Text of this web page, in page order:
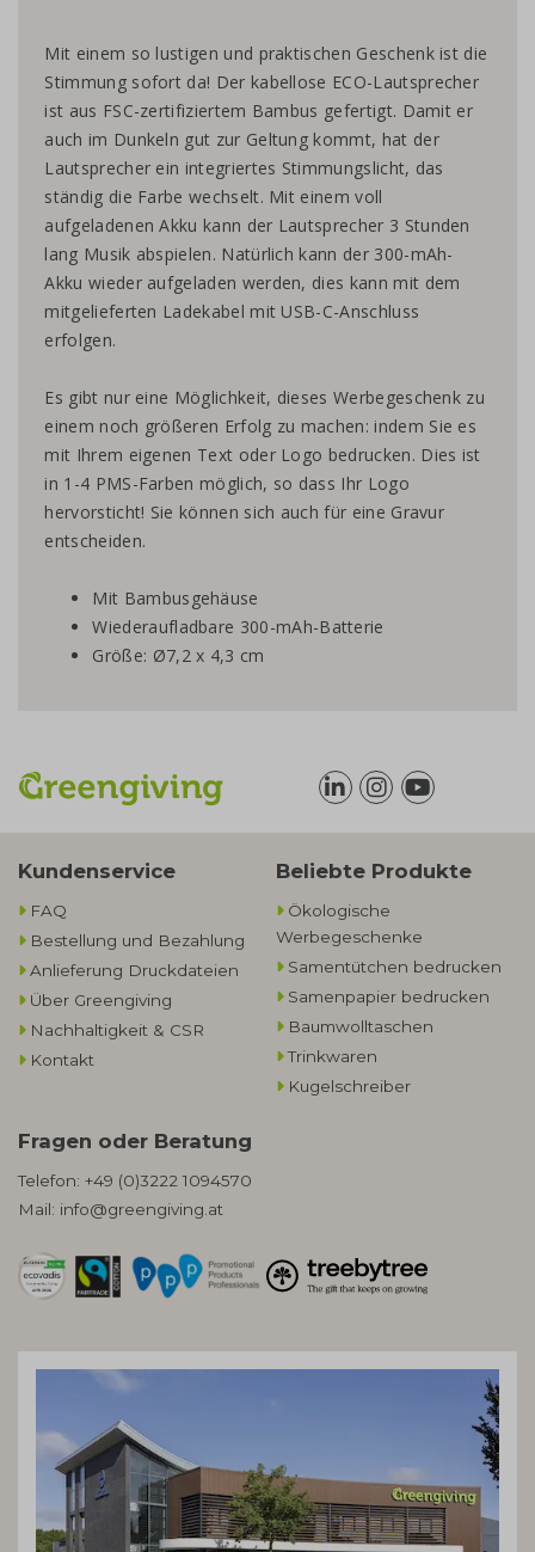
Mit einem so lustigen und praktischen Geschenk ist die
Stimmung sofort da! Der kabellose ECO-Lautsprecher
ist aus FSC-zertifiziertem Bambus gefertigt. Damit er
auch im Dunkeln gut zur Geltung kommt, hat der
Lautsprecher ein integriertes Stimmungslicht, das
ständig die Farbe wechselt. Mit einem voll
aufgeladenen Akku kann der Lautsprecher 3 Stunden
lang Musik abspielen. Natürlich kann der 300-mAh-
Akku wieder aufgeladen werden, dies kann mit dem
mitgelieferten Ladekabel mit USB-C-Anschluss
erfolgen.
Es gibt nur eine Möglichkeit, dieses Werbegeschenk zu
einem noch größeren Erfolg zu machen: indem Sie es
mit Ihrem eigenen Text oder Logo bedrucken. Dies ist
in 1-4 PMS-Farben möglich, so dass Ihr Logo
hervorsticht! Sie können sich auch für eine Gravur
entscheiden.
Mit Bambusgehäuse
Wiederaufladbare 300-mAh-Batterie
Größe: Ø7,2 x 4,3 cm
Kundenservice
FAQ
Bestellung und Bezahlung
Anlieferung Druckdateien
Über Greengiving
Nachhaltigkeit & CSR
Kontakt
Beliebte Produkte
Ökologische
Werbegeschenke​
Samentütchen bedrucken
Samenpapier bedrucken
Baumwolltaschen​
Trinkwaren
Kugelschreiber
Fragen oder Beratung
Telefon: +49 (0)3222 1094570
Mail: info@greengiving.at